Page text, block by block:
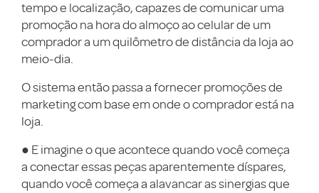
tempo e localização, capazes de comunicar uma
promoção na hora do almoço ao celular de um
comprador a um quilômetro de distância da loja ao
meio-dia.
O sistema então passa a fornecer promoções de
marketing com base em onde o comprador está na
loja.
● E imagine o que acontece quando você começa
a conectar essas peças aparentemente díspares,
quando você começa a alavancar as sinergias que